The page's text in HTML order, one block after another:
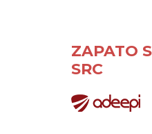
ZAPATO
SRC